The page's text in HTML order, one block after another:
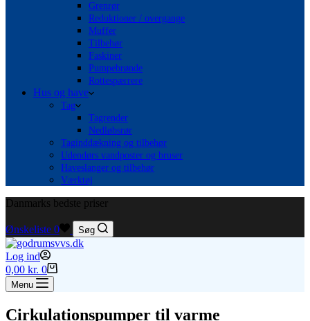
Grenrør
Reduktioner / overgange
Muffer
Tilbehør
Faskiner
Pumpebrønde
Rottespærrere
Hus og have
Tag
Tagrender
Nedløbsrør
Taginddækning og tilbehør
Udendørs vandposter og bruser
Haveslanger og tilbehør
Værktøj
Danmarks bedste priser
Ønskeliste 0 Søg
Log ind
Indkøbskurv
0,00 kr. 0
Menu
Cirkulationspumper til varme